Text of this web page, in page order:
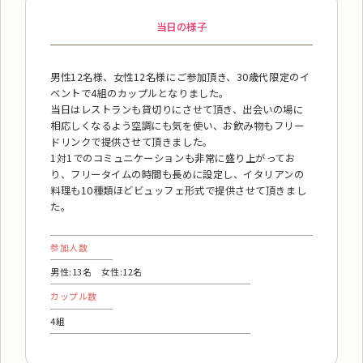
当日の様子
男性12名様、女性12名様にご参加頂き、30歳代限定のイ
ベントで4組のカップルとなりました。
当日はレストランも貸切りにさせて頂き、出会いの場に
相応しくなるよう空調にも気を使い、お飲み物もフリー
ドリンクで提供させて頂きました。
1対1でのコミュニケーションも非常に盛り上がってお
り、フリータイムの時間も長めに設定し、イタリアンの
料理も10種類ほどビュッフェ形式で提供させて頂きまし
た。
参加人数
男性:13名 女性:12名
カップル数
4組